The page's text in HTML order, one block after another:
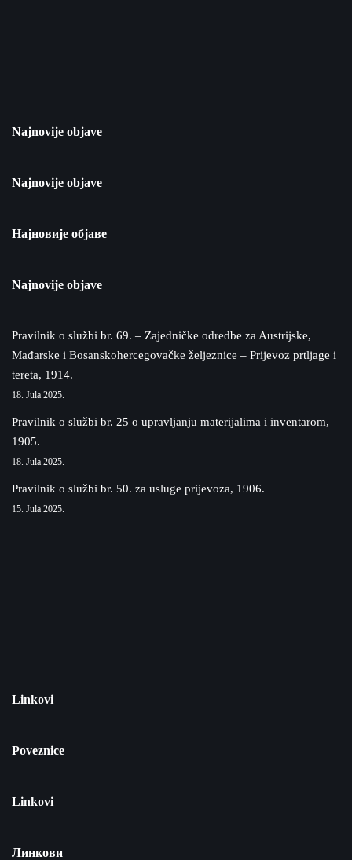
Najnovije objave
Najnovije objave
Најновије објаве
Najnovije objave
Pravilnik o službi br. 69. – Zajedničke odredbe za Austrijske,
Mađarske i Bosanskohercegovačke željeznice – Prijevoz prtljage i
tereta, 1914.
18. Jula 2025.
Pravilnik o službi br. 25 o upravljanju materijalima i inventarom,
1905.
18. Jula 2025.
Pravilnik o službi br. 50. za usluge prijevoza, 1906.
15. Jula 2025.
Linkovi
Poveznice
Linkovi
Линкови